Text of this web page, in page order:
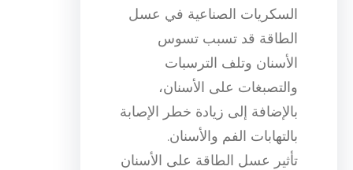
السكريات الصناعية في عسل
الطاقة قد تسبب تسوس
الأسنان وتلف الترسبات
والتصبغات على الأسنان،
بالإضافة إلى زيادة خطر الإصابة
بالتهابات الفم والأسنان.
تأثير عسل الطاقة على الأسنان